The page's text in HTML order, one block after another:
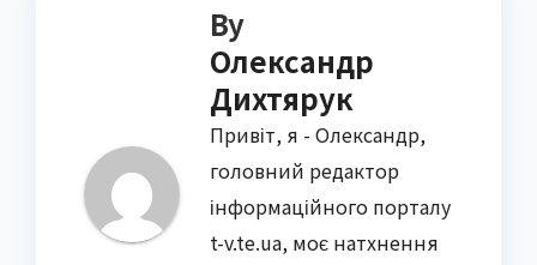
By
Олександр
Дихтярук
Привіт, я - Олександр,
головний редактор
інформаційного порталу
t-v.te.ua, моє натхнення